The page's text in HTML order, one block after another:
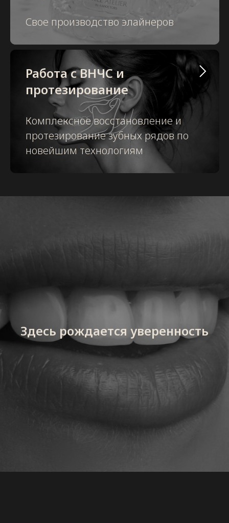
Свое производство элайнеров
Работа с ВНЧС и
протезирование
Комплексное восстановление и
протезирование зубных рядов по
новейшим технологиям
Здесь рождается уверенность